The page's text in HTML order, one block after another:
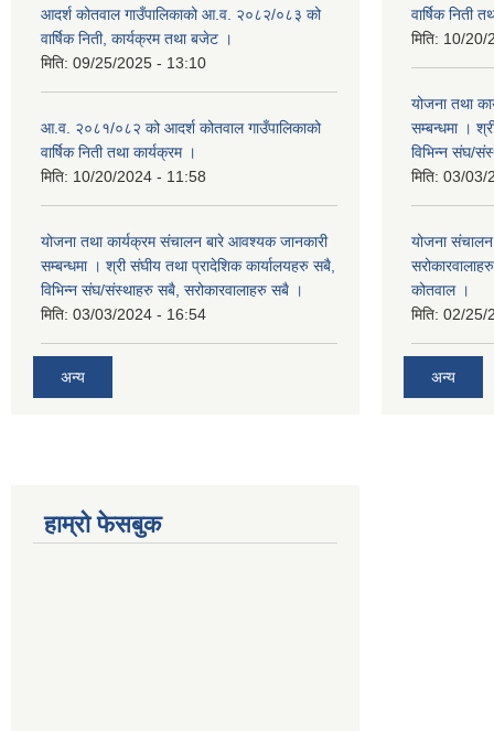
आदर्श कोतवाल गाउँपालिकाको आ.व. २०८२/०८३ को
वार्षिक निती, कार्यक्रम तथा बजेट ।
मिति: 09/25/2025 - 13:10
आ.व. २०८१/०८२ को आदर्श कोतवाल गाउँपालिकाको
वार्षिक निती तथा कार्यक्रम ।
मिति: 10/20/2024 - 11:58
योजना तथा कार्यक्रम संचालन बारे आवश्यक जानकारी
सम्बन्धमा । श्री संघीय तथा प्रादेशिक कार्यालयहरु सबै,
विभिन्‍न संघ/संस्थाहरु सबै, सरोकारवालाहरु सबै ।
मिति: 03/03/2024 - 16:54
अन्य
वार्षिक निती
मिति: 10/20/
योजना तथा
सम्बन्धमा ।
विभिन्‍न संघ/
मिति: 03/03/
योजना संचालन
कोतवाल ।
मिति: 02/25/
अन्य
हाम्रो फेसबुक